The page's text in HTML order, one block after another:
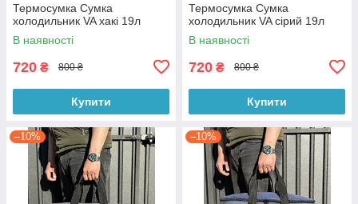
Термосумка Сумка
холодильник VA хакі 19л
В наявності
720 ₴ 800 ₴
Купити
Термосумка Сумка
холодильник VA сірий 19л
В наявності
720 ₴ 800 ₴
Купити
–10% –10%